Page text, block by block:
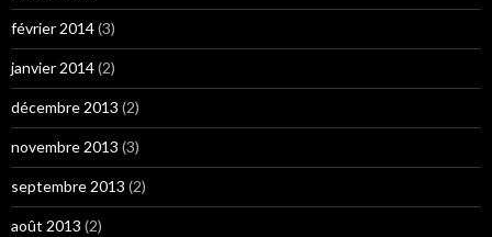
février 2014(3)
janvier 2014(2)
décembre 2013 (2)
novembre 2013 (3)
septembre 2013 (2)
août 2013 (2)